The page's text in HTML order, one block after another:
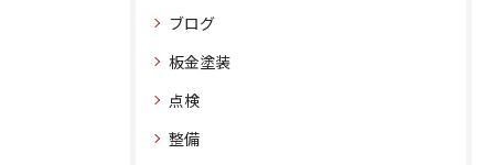
ブログ
板金塗装
点検
整備